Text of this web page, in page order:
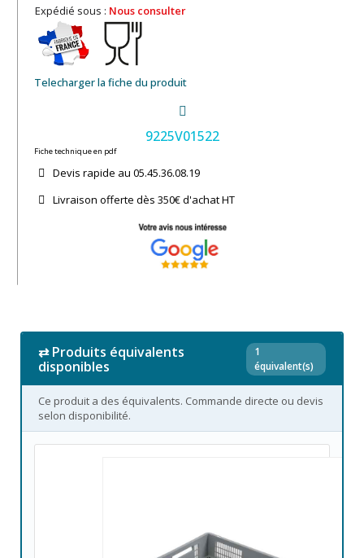
Expédié sous : Nous consulter
Telecharger la fiche du produit
9225V01522
Fiche technique en pdf
Devis rapide au 05.45.36.08.19​
Livraison offerte dès 350€ d'achat​ HT
⇄ Produits équivalents
disponibles
1
équivalent(s)
Ce produit a des équivalents. Commande directe ou devis
selon disponibilité.